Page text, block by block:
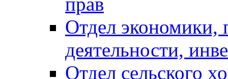
Отдел экономики,
деятельности,
Отдел сельского